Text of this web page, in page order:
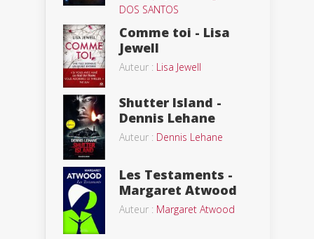
DOS SANTOS
Comme toi - Lisa
Jewell
Auteur : Lisa Jewell
Shutter Island -
Dennis Lehane
Auteur : Dennis Lehane
Les Testaments -
Margaret Atwood
Auteur : Margaret Atwood